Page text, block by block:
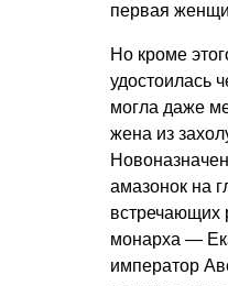
первая
Но кроме
удостоилась
могла даже
жена из
амазонок на
встречающих
монарха —
император